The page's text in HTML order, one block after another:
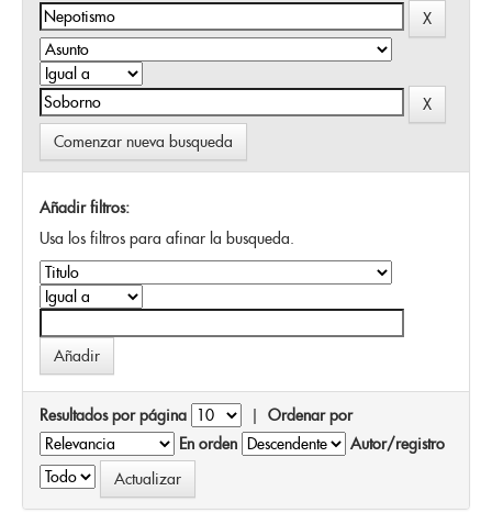
Comenzar nueva busqueda
Añadir filtros:
Usa los filtros para afinar la busqueda.
Resultados por página | Ordenar por
En orden
Autor/registro